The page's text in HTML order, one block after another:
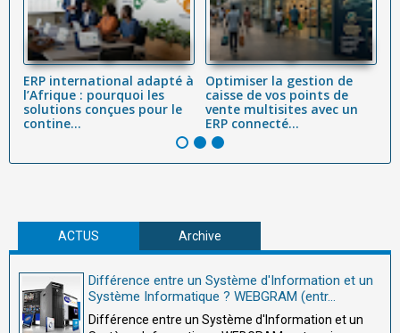
ERP international adapté à
l’Afrique : pourquoi les
solutions conçues pour le
contine...
Optimiser la gestion de
caisse de vos points de
vente multisites avec un
ERP connecté...
ACTUS Archive
Différence entre un Système d'Information et un
Système Informatique ? WEBGRAM (entr...
Différence entre un Système d'Information et un